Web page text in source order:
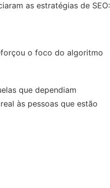
as estratégias de SEO:
o foco do algoritmo
que dependiam
às pessoas que estão